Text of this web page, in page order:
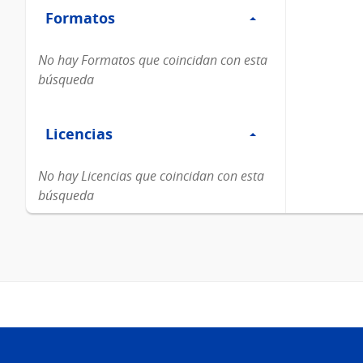
Formatos
Formatos
No hay Formatos que coincidan con esta
búsqueda
Licencias
Licencias
No hay Licencias que coincidan con esta
búsqueda